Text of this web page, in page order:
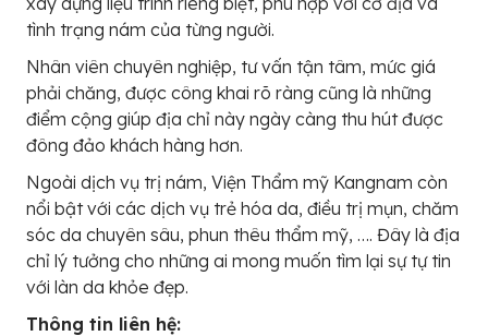
tình trạng nám của từng người.
Nhân viên chuyên nghiệp, tư vấn tận tâm, mức giá
phải chăng, được công khai rõ ràng cũng là những
điểm cộng giúp địa chỉ này ngày càng thu hút được
đông đảo khách hàng hơn.
Ngoài dịch vụ trị nám, Viện Thẩm mỹ Kangnam còn
nổi bật với các dịch vụ trẻ hóa da, điều trị mụn, chăm
sóc da chuyên sâu, phun thêu thẩm mỹ, …. Đây là địa
chỉ lý tưởng cho những ai mong muốn tìm lại sự tự tin
với làn da khỏe đẹp.
Thông tin liên hệ: